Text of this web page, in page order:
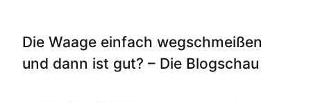
Die Waage einfach wegschmeißen
und dann ist gut? – Die Blogschau